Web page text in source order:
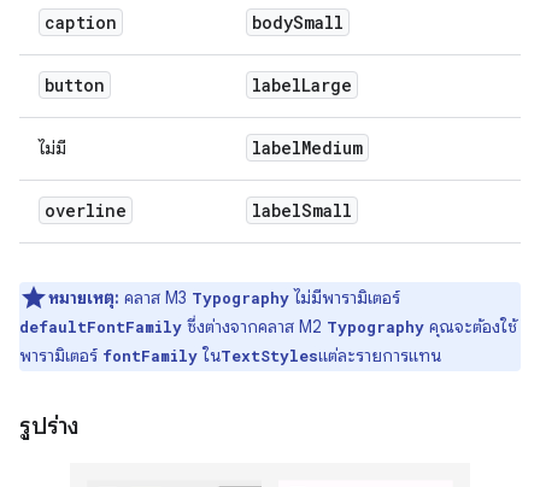
caption bodySmall
button labelLarge
ไม่มี labelMedium
overline labelSmall
หมายเหตุ: คลาส M3 Typography ไม่มีพารามิเตอร์
defaultFontFamily ซึ่งต่างจากคลาส M2 Typography คุณจะต้องใช้
พารามิเตอร์ fontFamily ในTextStylesแต่ละรายการแทน
รูปร่าง